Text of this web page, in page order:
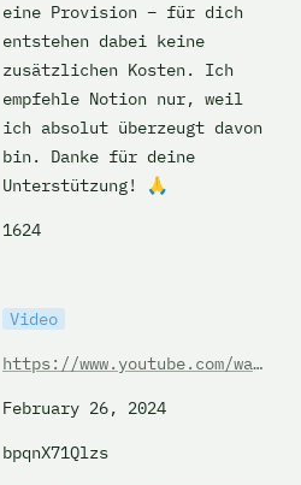
eine Provision – für dich
entstehen dabei keine
zusätzlichen Kosten. Ich
empfehle Notion nur, weil
ich absolut überzeugt davon
bin. Danke für deine
Unterstützung! 🙏
1624
Video
https://www.youtube.com/watch?v=bpqnX71Qlzs
February 26, 2024
bpqnX71Qlzs